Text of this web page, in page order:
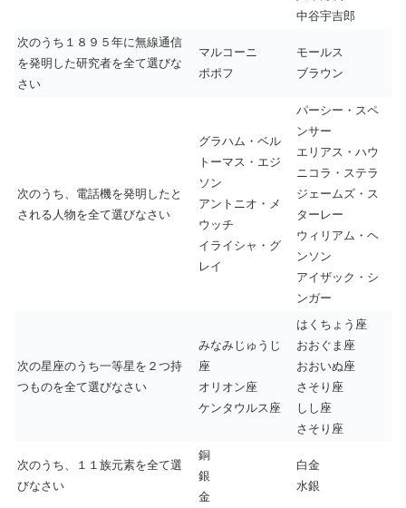
中谷宇吉郎
次のうち１８９５年に無線通信
を発明した研究者を全て選びな
さい
マルコーニ
ポポフ
モールス
ブラウン
次のうち、電話機を発明したと
される人物を全て選びなさい
グラハム・ベル
トーマス・エジ
ソン
アントニオ・メ
ウッチ
イライシャ・グ
レイ
パーシー・スペ
ンサー
エリアス・ハウ
ニコラ・ステラ
ジェームズ・ス
ターレー
ウィリアム・ヘ
ンソン
アイザック・シ
ンガー
次の星座のうち一等星を２つ持
つものを全て選びなさい
みなみじゅうじ
座
オリオン座
ケンタウルス座
はくちょう座
おおぐま座
おおいぬ座
さそり座
しし座
さそり座
次のうち、１１族元素を全て選
びなさい
銅
銀
金
白金
水銀